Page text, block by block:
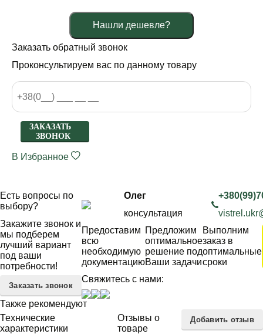
Нашли дешевле?
Заказать обратный звонок
Проконсультируем вас по данному товару
ЗАКАЗАТЬ
ЗВОНОК
В Избранное
Есть вопросы по
выбору?
Закажите звонок и
мы подберем
лучший вариант
под ваши
потребности!
Заказать звонок
Олег
консультация
Предоставим
всю
необходимую
документацию
Предложим
оптимальное
решение под
Ваши задачи
Выполним
заказ в
оптимальные
сроки
Свяжитесь с нами:
Также рекомендуют
Технические
характеристики
Отзывы о
товаре
Добавить отзыв